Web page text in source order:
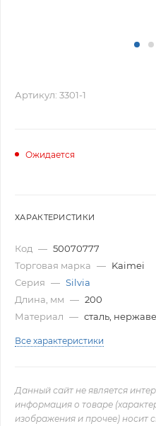
Артикул: 3301-1
Ожидается
ХАРАКТЕРИСТИКИ
Код — 50070777
Торговая марка — Kaimei
Серия — Silvia
Длина, мм — 200
Материал — сталь,
Все характеристики
Данный сайт не является
информация о товаре
изображения и прочее) носит